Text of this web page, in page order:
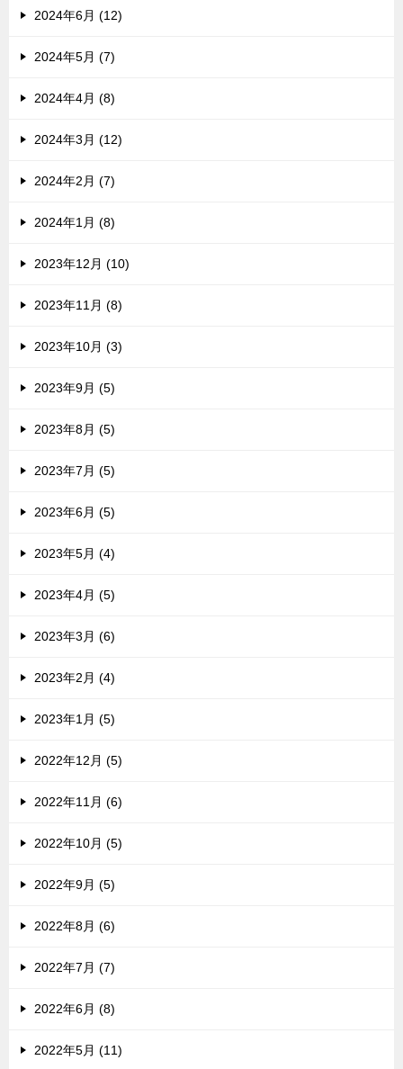
2024年6月 (12)
2024年5月 (7)
2024年4月 (8)
2024年3月 (12)
2024年2月 (7)
2024年1月 (8)
2023年12月 (10)
2023年11月 (8)
2023年10月 (3)
2023年9月 (5)
2023年8月 (5)
2023年7月 (5)
2023年6月 (5)
2023年5月 (4)
2023年4月 (5)
2023年3月 (6)
2023年2月 (4)
2023年1月 (5)
2022年12月 (5)
2022年11月 (6)
2022年10月 (5)
2022年9月 (5)
2022年8月 (6)
2022年7月 (7)
2022年6月 (8)
2022年5月 (11)